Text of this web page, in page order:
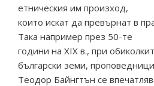
етническия им произход,
които искат да превърнат в
Така например през 50-те
години на ХІХ в., при
български земи,
Теодор Байнгтън се